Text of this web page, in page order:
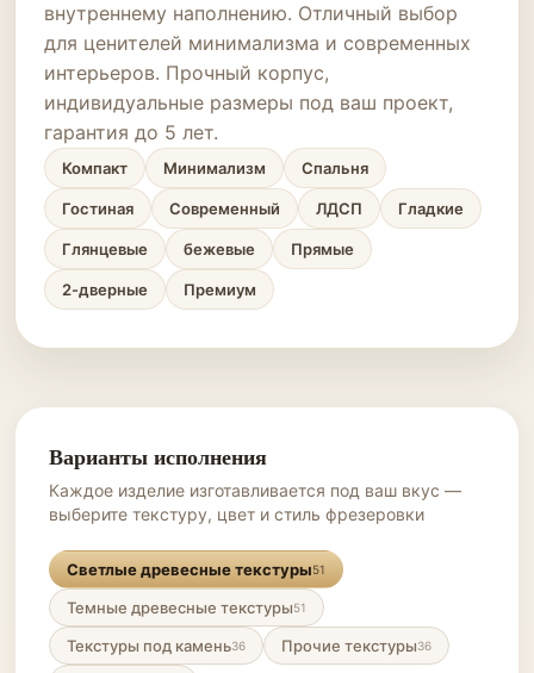
внутреннему наполнению. Отличный выбор
для ценителей минимализма и современных
интерьеров. Прочный корпус,
индивидуальные размеры под ваш проект,
гарантия до 5 лет.
Компакт Минимализм Спальня
Гостиная Современный ЛДСП Гладкие
Глянцевые бежевые Прямые
2-дверные Премиум
Варианты исполнения
Каждое изделие изготавливается под ваш вкус —
выберите текстуру, цвет и стиль фрезеровки
Светлые древесные текстуры51
Темные древесные текстуры51
Текстуры под камень36 Прочие текстуры36